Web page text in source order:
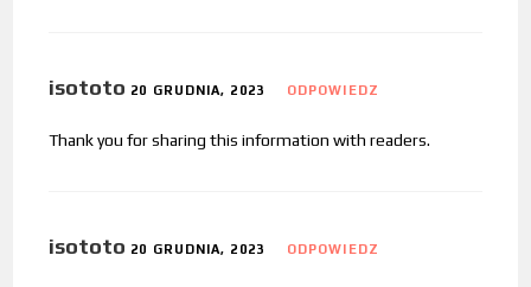
isototo 20 GRUDNIA, 2023 ODPOWIEDZ
Thank you for sharing this information with readers.
isototo 20 GRUDNIA, 2023 ODPOWIEDZ